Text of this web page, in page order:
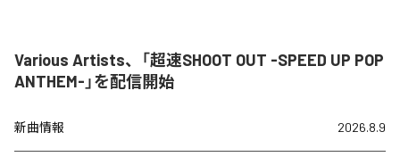
Various Artists、「超速SHOOT OUT -SPEED UP POP
ANTHEM-」を配信開始
新曲情報 2026.8.9